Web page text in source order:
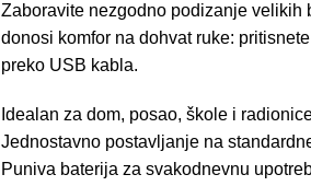
Zaboravite nezgodno podizanje
donosi komfor na dohvat ruke:
preko USB kabla.
Idealan za dom, posao, škole i
Jednostavno postavljanje na
Puniva baterija za svakodnevnu